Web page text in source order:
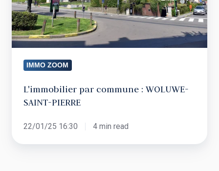
PIERRE
IMMO ZOOM
L'immobilier par commune : WOLUWE-
SAINT-PIERRE
22/01/25 16:30 4 min read